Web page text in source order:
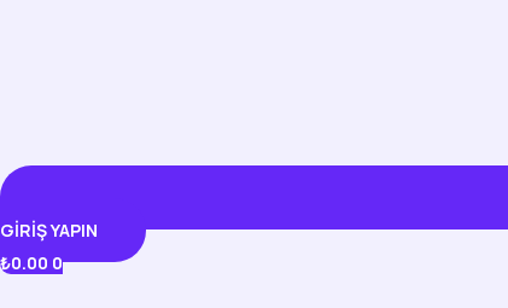
GIRIŞ YAPIN
₺0.00 0